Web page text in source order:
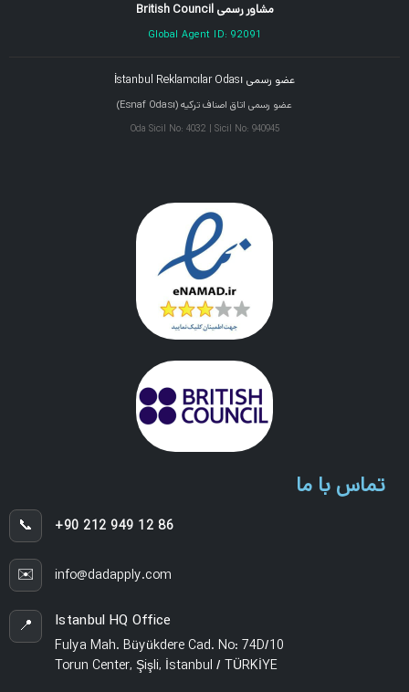
مشاور رسمی British Council
Global Agent ID: 92091
عضو رسمی İstanbul Reklamcılar Odası
عضو رسمی اتاق اصناف ترکیه (Esnaf Odası)
Oda Sicil No: 4032 | Sicil No: 940945
تماس با ما
📞 +90 212 949 12 86
✉️ info@dadapply.com
📍 Istanbul HQ Office
Fulya Mah. Büyükdere Cad. No: 74D/10
Torun Center, Şişli, İstanbul / TÜRKİYE